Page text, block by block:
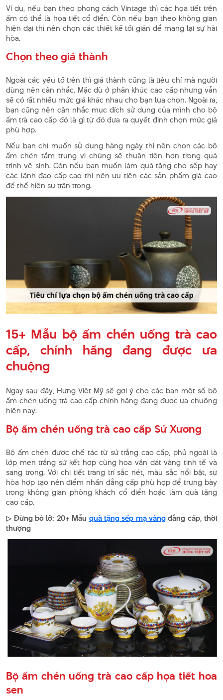
Ví dụ, nếu bạn theo phong cách Vintage thì các họa tiết trên
ấm có thể là họa tiết cổ điển. Còn nếu bạn theo không gian
hiện đại thì nên chọn các thiết kế tối giản để mang lại sự hài
hòa.
Chọn theo giá thành
Ngoài các yếu tố trên thì giá thành cũng là tiêu chí mà người
dùng nên cân nhắc. Mặc dù ở phân khúc cao cấp nhưng vẫn
sẽ có rất nhiều mức giá khác nhau cho bạn lựa chọn. Ngoài ra,
bạn cũng nên cân nhắc mục đích sử dụng của mình cho bộ
ấm trà cao cấp đó là gì từ đó đưa ra quyết định chọn mức giá
phù hợp.
Nếu bạn chỉ muốn sử dụng hàng ngày thì nên chọn các bộ
ấm chén tầm trung vì chúng sẽ thuận tiện hơn trong quá
trình vệ sinh. Còn nếu bạn muốn làm quà tặng cho sếp hay
các lãnh đạo cấp cao thì nên ưu tiên các sản phẩm giá cao
để thể hiện sự trân trọng.
15+ Mẫu bộ ấm chén uống trà cao
cấp, chính hãng đang được ưa
chuộng
Ngay sau đây, Hưng Việt Mỹ sẽ gợi ý cho các bạn một số bộ
ấm chén uống trà cao cấp chính hãng đang được ưa chuộng
hiện nay.
Bộ ấm chén uống trà cao cấp Sứ Xương
Bộ ấm chén được chế tác từ sứ trắng cao cấp, phủ ngoài là
lớp men trắng sứ kết hợp cùng hoa văn dát vàng tinh tế và
sang trọng. Với chi tiết trang trí sắc nét, màu sắc nổi bật, sự
hòa hợp tạo nên điểm nhấn đẳng cấp phù hợp để trưng bày
trong không gian phòng khách cổ điển hoặc làm quà tặng
cao cấp.
▷ Đừng bỏ lỡ: 20+ Mẫu quà tặng sếp mạ vàngđẳng cấp, thời
thượng
Bộ ấm chén uống trà cao cấp họa tiết hoa
sen